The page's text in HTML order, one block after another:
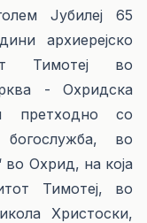
Јубилеј 65
архиерејско
Тимотеј во
- Охридска
претходно со
во
во Охрид, на која
Тимотеј, во
Христоски,